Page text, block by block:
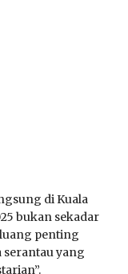
di Kuala
bukan sekadar
penting
yang